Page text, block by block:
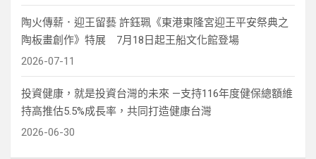
陶火傳薪．迎王留藝 許鈺珮《東港東隆宮迎王平安祭典之
陶板畫創作》特展 7月18日起王船文化館登場
2026-07-11
投資健康，就是投資台灣的未來 —支持116年度健保總額維
持高推估5.5%成長率，共同打造健康台灣
2026-06-30